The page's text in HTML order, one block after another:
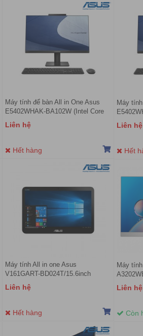
Máy tính để bàn All in One Asus
E5402WHAK-BA102W (Intel Core
i3-11100B | 4GB | 512GB | Intel
UHD | 23.8 inch FHD | Win 11 | Đen)
Liên hệ
Hết hàng
Máy
i5-
UHD |
Liên hệ
Hết
Máy tính All in one Asus
V161GART-BD024T/15.6inch
touch/Celeron/4GB/128GB
SSD/Windows 10 home
Liên hệ
Hết hàng
Máy
i3-
| 21.45
Liên hệ
Còn